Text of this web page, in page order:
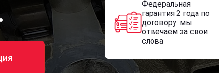
Федеральная
гарантия 2 года по
договору: мы
отвечаем за свои
слова